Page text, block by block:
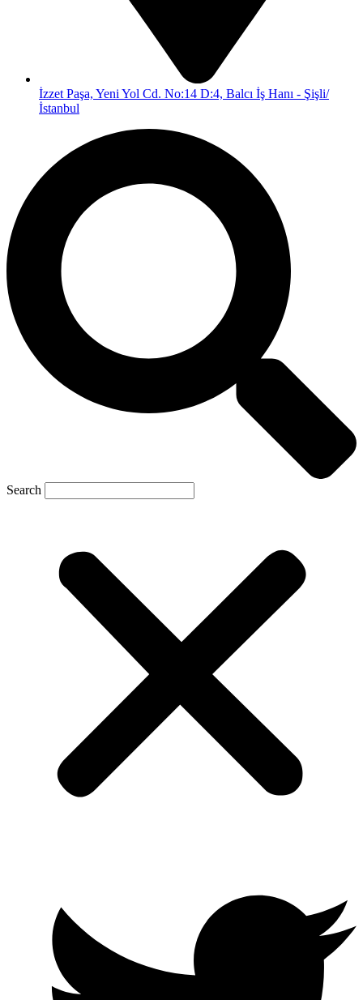
İzzet Paşa, Yeni Yol Cd. No:14 D:4, Balcı İş Hanı - Şişli/
İstanbul
Search